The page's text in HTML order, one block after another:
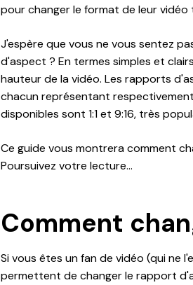
pour changer le format de leur
J'espère que vous ne vous sentez
d'aspect ? En termes simples et
hauteur de la vidéo. Les rapports
chacun représentant
disponibles sont 1:1 et 9:16, très
Ce guide vous montrera comment
Poursuivez votre lecture...
Comment
Si vous êtes un fan de vidéo (qui ne
permettent de changer le rapport